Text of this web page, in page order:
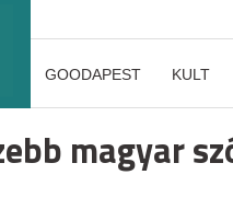
GOODAPEST KULT
magyar